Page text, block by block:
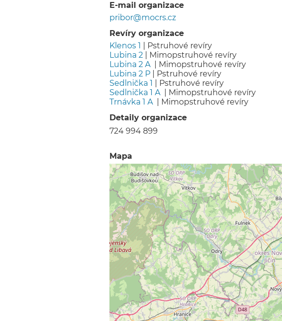
E-mail organizace
pribor@mocrs.cz
Revíry organizace
Klenos 1
Pstruhové revíry
Lubina 2
Mimopstruhové revíry
Lubina 2 A
Mimopstruhové revíry
Lubina 2 P
Pstruhové revíry
Sedlnička 1
Pstruhové revíry
Sedlnička 1 A
Mimopstruhové revíry
Trnávka 1 A
Mimopstruhové revíry
Detaily organizace
724 994 899
Mapa